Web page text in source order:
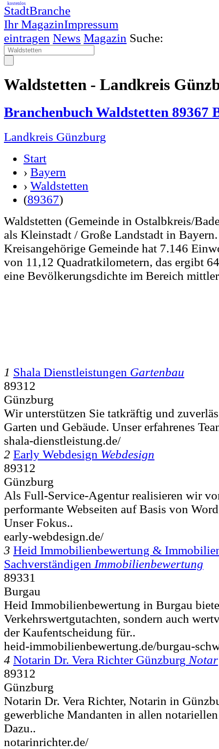
StadtBranche
Ihr MagazinImpressum
kostenlos
eintragen News Magazin Suche:
Waldstetten - Landkreis
Branchenbuch Waldstetten 89367
Landkreis Günzburg
Start
› Bayern
› Waldstetten
(89367)
Waldstetten (Gemeinde in Ostalbkreis/
als Kleinstadt / Große Landstadt in
Kreisangehörige Gemeinde hat 7.146
von 11,12 Quadratkilometern, das ergibt
eine Bevölkerungsdichte im Bereich
1 Shala Dienstleistungen Gartenbau
89312
Günzburg
Wir unterstützen Sie tatkräftig und
Garten und Gebäude. Unser erfahrenes
shala-dienstleistung.de/
2 Early Webdesign Webdesign
89312
Günzburg
Als Full-Service-Agentur realisieren wir
performante Webseiten auf Basis von
Unser Fokus..
early-webdesign.de/
3 Heid Immobilienbewertung &
Sachverständigen Immobilienbewertung
89331
Burgau
Heid Immobilienbewertung in Burgau
Verkehrswertgutachten, sondern auch
der Kaufentscheidung für..
heid-immobilienbewertung.de/burgau-
4 Notarin Dr. Vera Richter Günzburg Notar
89312
Günzburg
Notarin Dr. Vera Richter, Notarin in
gewerbliche Mandanten in allen
Dazu..
notarinrichter.de/